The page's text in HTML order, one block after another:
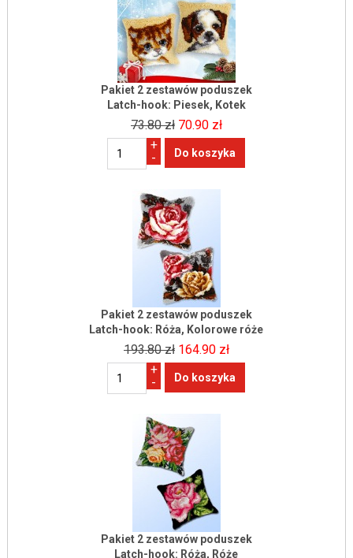
Pakiet 2 zestawów poduszek
Latch-hook: Piesek, Kotek
73.80 zł 70.90 zł
+
-
Pakiet 2 zestawów poduszek
Latch-hook: Róża, Kolorowe róże
193.80 zł 164.90 zł
+
-
Pakiet 2 zestawów poduszek
Latch-hook: Róża, Róże